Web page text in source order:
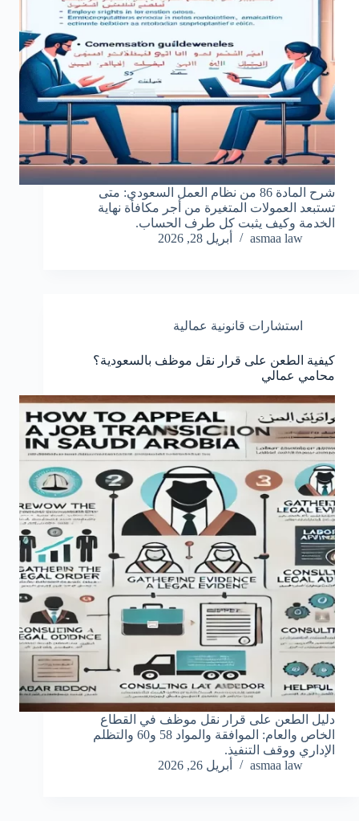
شرح المادة 86 من نظام العمل السعودي: متى
تستبعد العمولات المتغيرة من أجر مكافأة نهاية
الخدمة وكيف يثبت كل طرف الحساب.
asmaa law
أبريل 28, 2026
استشارات قانونية عمالية
كيفية الطعن على قرار نقل موظف بالسعودية؟
محامي عمالي
دليل الطعن على قرار نقل موظف في القطاع
الخاص والعام: الموافقة والمواد 58 و60 والتظلم
الإداري ووقف التنفيذ.
asmaa law
أبريل 26, 2026